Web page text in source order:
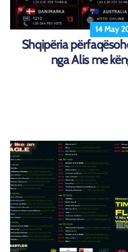
14 May
Shqipëria
nga Alis me